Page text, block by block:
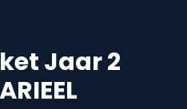
Jaar 2